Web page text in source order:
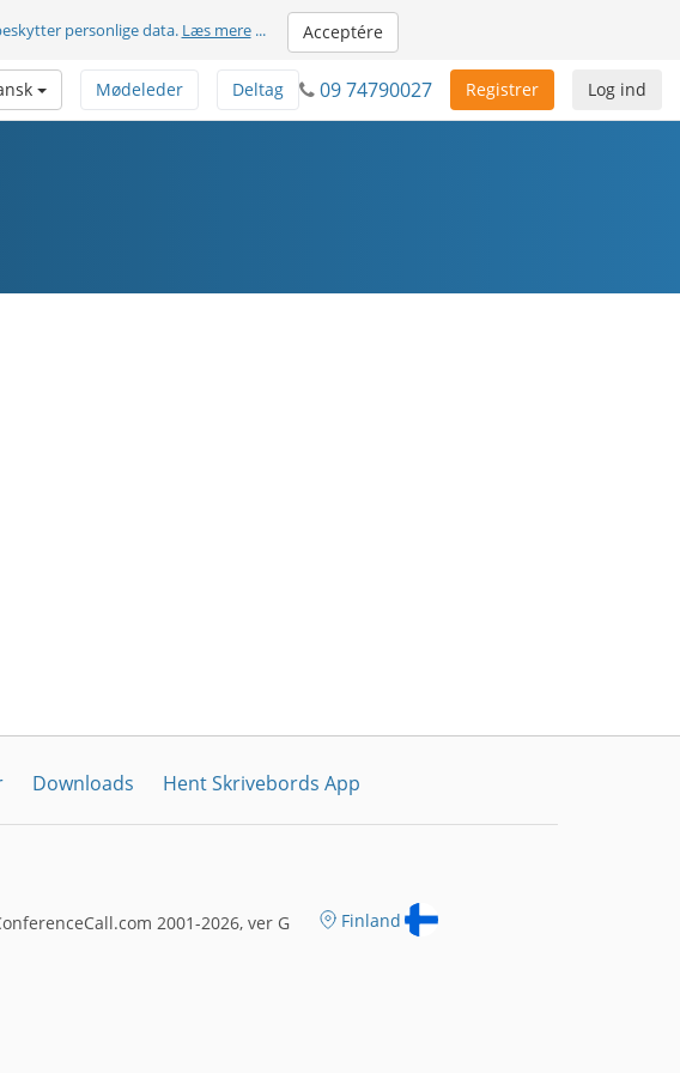
personlige data. Læs mere... Acceptére
Log ind
Registrer
09 74790027
Deltag
Mødeleder
Downloads Hent Skrivebords App
2001-2026, ver G Finland